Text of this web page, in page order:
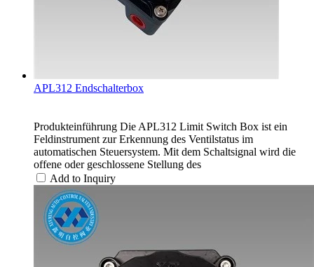
APL312 Endschalterbox
Produkteinführung Die APL312 Limit Switch Box ist ein
Feldinstrument zur Erkennung des Ventilstatus im
automatischen Steuersystem. Mit dem Schaltsignal wird die
offene oder geschlossene Stellung des
Add to Inquiry